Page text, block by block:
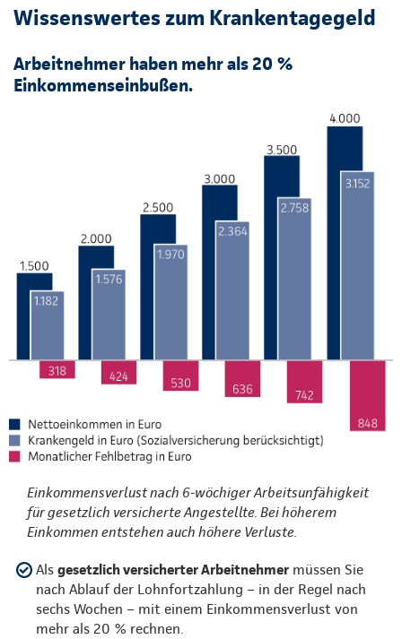
Wissenswertes zum Krankentagegeld
Arbeitnehmer haben mehr als 20 %
Einkommenseinbußen.
Einkommensverlust nach 6-wöchiger Arbeitsunfähigkeit
für gesetzlich versicherte Angestellte. Bei höherem
Einkommen entstehen auch höhere Verluste.
Als gesetzlich versicherter Arbeitnehmer müssen Sie
nach Ablauf der Lohnfortzahlung – in der Regel nach
sechs Wochen – mit einem Einkommensverlust von
mehr als 20 % rechnen.